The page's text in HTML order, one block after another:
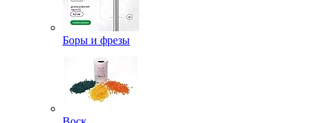
Боры и фрезы